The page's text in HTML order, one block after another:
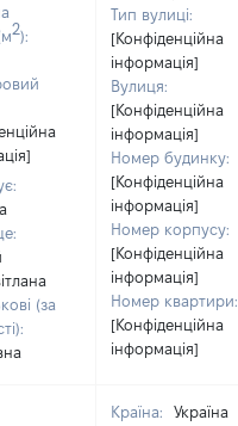
2):
(за
Тип вулиці:
[Конфіденційна
інформація]
Вулиця:
[Конфіденційна
інформація]
Номер будинку:
[Конфіденційна
інформація]
Номер корпусу:
[Конфіденційна
інформація]
Номер квартири:
[Конфіденційна
інформація]
Країна:
Україна